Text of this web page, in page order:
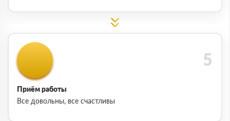
Приём работы
Все довольны, все счастливы